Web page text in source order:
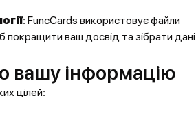
: FuncCards використовує файли
покращити ваш досвід та зібрати дані
вашу інформацію
цілей: